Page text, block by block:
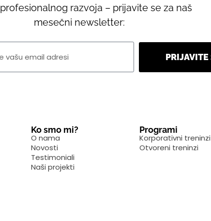
razvoja – prijavite se za naš
mesečni newsletter:
PRIJAVITE
Ko smo mi?
O nama
Novosti
Testimoniali
Naši projekti
Programi
Korporativni treninzi
Otvoreni treninzi